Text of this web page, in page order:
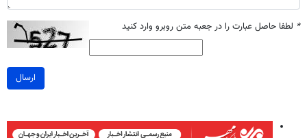
* لطفا حاصل عبارت را در جعبه متن روبرو وارد کنید
ارسال